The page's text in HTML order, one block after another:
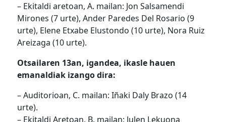
– Ekitaldi aretoan, A. mailan: Jon Salsamendi
Mirones (7 urte), Ander Paredes Del Rosario (9
urte), Elene Etxabe Elustondo (10 urte), Nora Ruiz
Areizaga (10 urte).
Otsailaren 13an, igandea, ikasle hauen
emanaldiak izango dira:
– Auditorioan, C. mailan: Iñaki Daly Brazo (14
urte).
– Ekitaldi Aretoan, B. mailan: Julen Lekuona